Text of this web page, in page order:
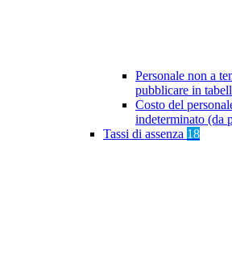
Personale non a
pubblicare in
Costo del
indeterminato (da
Tassi di assenza 18